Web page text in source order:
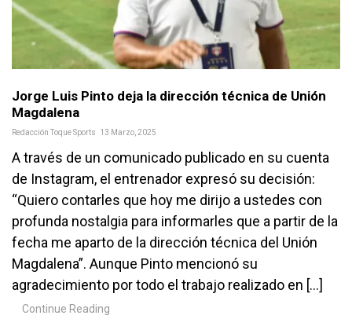
Jorge Luis Pinto deja la dirección técnica de Unión
Magdalena
Redacción Toque Sports 13 Marzo, 2025
A través de un comunicado publicado en su cuenta
de Instagram, el entrenador expresó su decisión:
“Quiero contarles que hoy me dirijo a ustedes con
profunda nostalgia para informarles que a partir de la
fecha me aparto de la dirección técnica del Unión
Magdalena”. Aunque Pinto mencionó su
agradecimiento por todo el trabajo realizado en […]
Continue Reading